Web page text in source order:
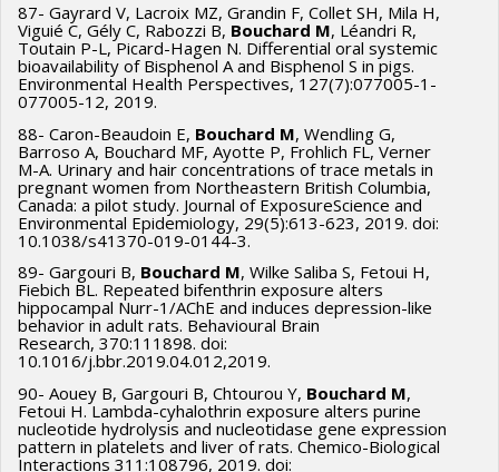
87- Gayrard V, Lacroix MZ, Grandin F, Collet SH, Mila H,
Viguié C, Gély C, Rabozzi B, Bouchard M, Léandri R,
Toutain P-L, Picard-Hagen N. Differential oral systemic
bioavailability of Bisphenol A and Bisphenol S in pigs.
Environmental Health Perspectives, 127(7):077005-1-
077005-12, 2019.
88- Caron-Beaudoin E, Bouchard M, Wendling G,
Barroso A, Bouchard MF, Ayotte P, Frohlich FL, Verner
M-A. Urinary and hair concentrations of trace metals in
pregnant women from Northeastern British Columbia,
Canada: a pilot study. Journal of ExposureScience and
Environmental Epidemiology, 29(5):613-623, 2019. doi:
10.1038/s41370-019-0144-3.
89- Gargouri B, Bouchard M, Wilke Saliba S, Fetoui H,
Fiebich BL. Repeated bifenthrin exposure alters
hippocampal Nurr-1/AChE and induces depression-like
behavior in adult rats. Behavioural Brain
Research, 370:111898. doi:
10.1016/j.bbr.2019.04.012,2019.
90- Aouey B, Gargouri B, Chtourou Y, Bouchard M,
Fetoui H. Lambda-cyhalothrin exposure alters purine
nucleotide hydrolysis and nucleotidase gene expression
pattern in platelets and liver of rats. Chemico-Biological
Interactions 311:108796, 2019. doi: